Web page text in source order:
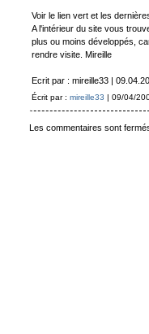
Voir le lien vert et les
A l'intérieur du site vous
plus ou moins développés,
rendre visite. Mireille
Ecrit par : mireille33 |
Écrit par : mireille33 | 09/04/
Les commentaires sont